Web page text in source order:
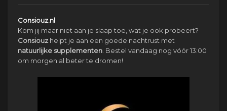
Consiouz.nl
Kom jij maar niet aan je slaap toe, wat je ook probeert?
Consiouz helpt je aan een goede nachtrust met
natuurlijke supplementen . Bestel vandaag nog vóór 13:00
om morgen al beter te dromen!